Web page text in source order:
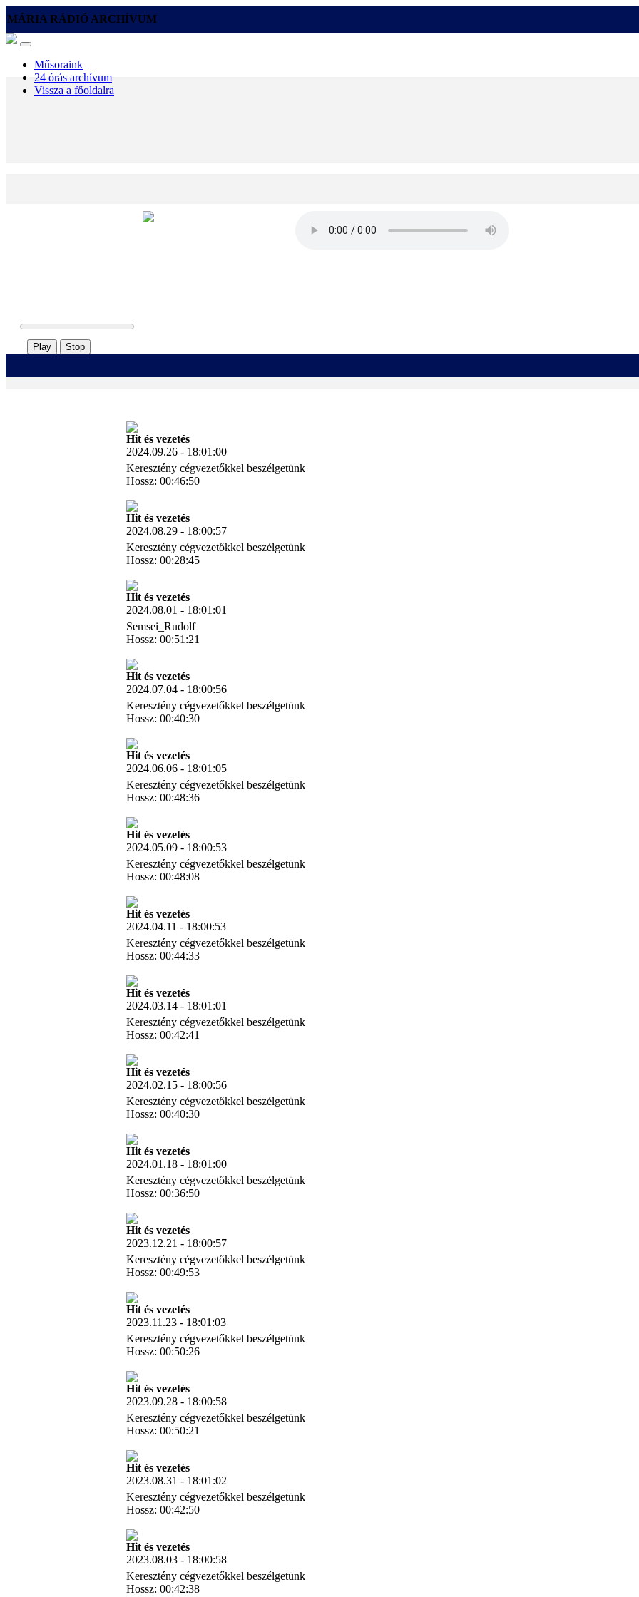
MÁRIA RÁDIÓ ARCHÍVUM
Műsoraink
24 órás archívum
Vissza a főoldalra
Play Stop
Hit és vezetés
2024.09.26 - 18:01:00
Keresztény cégvezetőkkel beszélgetünk
Hossz: 00:46:50
Hit és vezetés
2024.08.29 - 18:00:57
Keresztény cégvezetőkkel beszélgetünk
Hossz: 00:28:45
Hit és vezetés
2024.08.01 - 18:01:01
Semsei_Rudolf
Hossz: 00:51:21
Hit és vezetés
2024.07.04 - 18:00:56
Keresztény cégvezetőkkel beszélgetünk
Hossz: 00:40:30
Hit és vezetés
2024.06.06 - 18:01:05
Keresztény cégvezetőkkel beszélgetünk
Hossz: 00:48:36
Hit és vezetés
2024.05.09 - 18:00:53
Keresztény cégvezetőkkel beszélgetünk
Hossz: 00:48:08
Hit és vezetés
2024.04.11 - 18:00:53
Keresztény cégvezetőkkel beszélgetünk
Hossz: 00:44:33
Hit és vezetés
2024.03.14 - 18:01:01
Keresztény cégvezetőkkel beszélgetünk
Hossz: 00:42:41
Hit és vezetés
2024.02.15 - 18:00:56
Keresztény cégvezetőkkel beszélgetünk
Hossz: 00:40:30
Hit és vezetés
2024.01.18 - 18:01:00
Keresztény cégvezetőkkel beszélgetünk
Hossz: 00:36:50
Hit és vezetés
2023.12.21 - 18:00:57
Keresztény cégvezetőkkel beszélgetünk
Hossz: 00:49:53
Hit és vezetés
2023.11.23 - 18:01:03
Keresztény cégvezetőkkel beszélgetünk
Hossz: 00:50:26
Hit és vezetés
2023.09.28 - 18:00:58
Keresztény cégvezetőkkel beszélgetünk
Hossz: 00:50:21
Hit és vezetés
2023.08.31 - 18:01:02
Keresztény cégvezetőkkel beszélgetünk
Hossz: 00:42:50
Hit és vezetés
2023.08.03 - 18:00:58
Keresztény cégvezetőkkel beszélgetünk
Hossz: 00:42:38